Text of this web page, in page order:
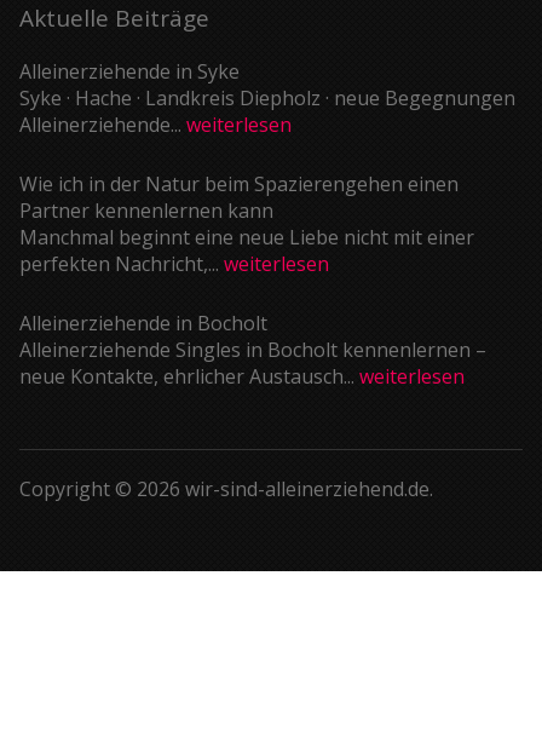
Aktuelle Beiträge
Alleinerziehende in Syke
Syke · Hache · Landkreis Diepholz · neue Begegnungen
Alleinerziehende... weiterlesen
Wie ich in der Natur beim Spazierengehen einen
Partner kennenlernen kann
Manchmal beginnt eine neue Liebe nicht mit einer
perfekten Nachricht,... weiterlesen
Alleinerziehende in Bocholt
Alleinerziehende Singles in Bocholt kennenlernen –
neue Kontakte, ehrlicher Austausch... weiterlesen
Copyright © 2026 wir-sind-alleinerziehend.de.